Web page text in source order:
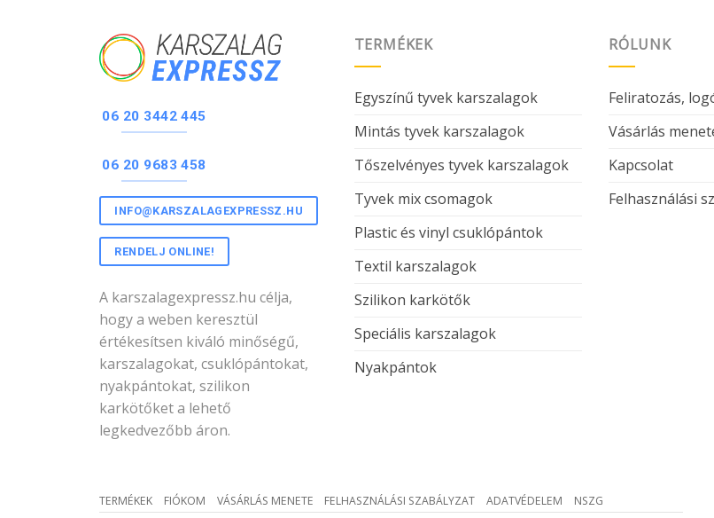
06 20 3442 445
06 20 9683 458
INFO@KARSZALAGEXPRESSZ.HU
RENDELJ ONLINE!
A karszalagexpressz.hu célja,
hogy a weben keresztül
értékesítsen kiváló minőségű,
karszalagokat, csuklópántokat,
nyakpántokat, szilikon
karkötőket a lehető
legkedvezőbb áron.
TERMÉKEK
Egyszínű tyvek karszalagok
Mintás tyvek karszalagok
Tőszelvényes tyvek karszalagok
Tyvek mix csomagok
Plastic és vinyl csuklópántok
Textil karszalagok
Szilikon karkötők
Speciális karszalagok
Nyakpántok
RÓLUNK
Feliratozás,
Vásárlás
Kapcsolat
Felhasználási
TERMÉKEK FIÓKOM VÁSÁRLÁS MENETE FELHASZNÁLÁSI SZABÁLYZAT ADATVÉDELEM NSZG